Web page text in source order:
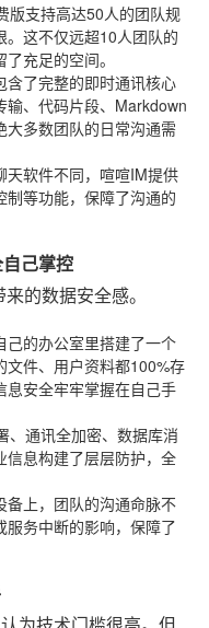
版支持高达50人的团队规
这不仅远超10人团队的
充足的空间。
含了完整的即时通讯核心
输、代码片段、Markdown
多数团队的日常沟通需
天软件不同，喧喧IM提供
等功能，保障了沟通的
己掌控
的数据安全感。
己的办公室里搭建了一个
文件、用户资料都100%存
息安全牢牢掌握在自己手
、通讯全加密、数据库消
信息构建了层层防护，全
备上，团队的沟通命脉不
务中断的影响，保障了